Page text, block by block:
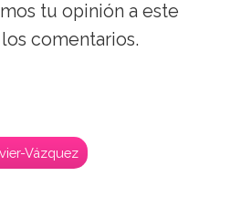
tu opinión a este
comentarios.
Vázquez